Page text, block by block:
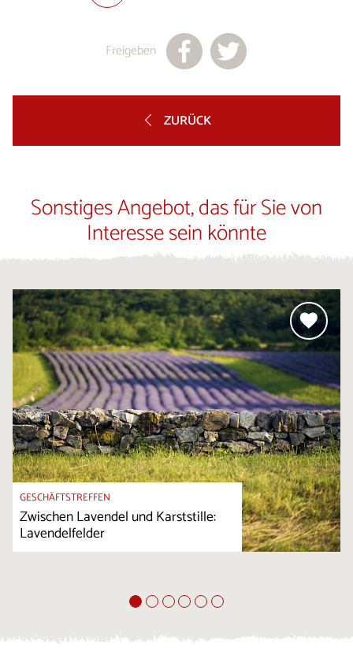
Freigeben
ZURÜCK
Sonstiges Angebot, das für Sie von
Interesse sein könnte
GESCHÄFTSTREFFEN
Zwischen Lavendel und Karststille:
Lavendelfelder